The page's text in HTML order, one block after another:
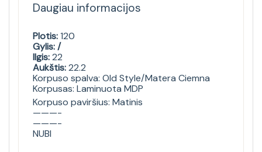
Daugiau informacijos
Plotis:120
Gylis: /
Ilgis:22
Aukštis:22.2
Korpuso spalva: Old Style/Matera Ciemna
Korpusas: Laminuota MDP
Korpuso paviršius: Matinis
———-
———-
NUBI